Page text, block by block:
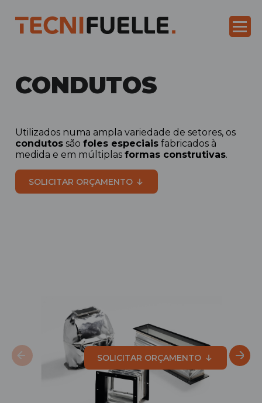
CONDUTOS
Utilizados numa ampla variedade de setores, os
condutos sãofoles especiais fabricados à
medida e em múltiplasformas construtivas.
SOLICITAR ORÇAMENTO
SOLICITAR ORÇAMENTO